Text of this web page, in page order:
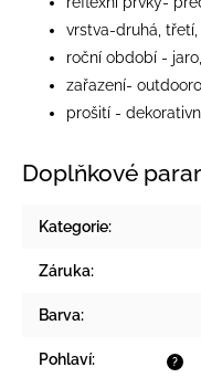
vrstva-druhá,
roční období -
zařazení-
prošití -
Doplňkové
Kategorie:
Záruka:
Barva:
?
Pohlaví: